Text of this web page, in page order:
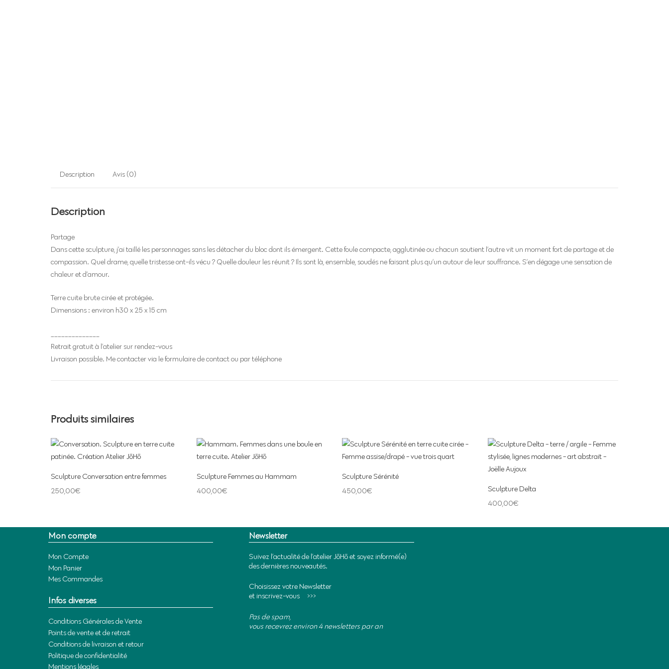
Description Avis (0)
Description
Partage
Dans cette sculpture, j’ai taillé les personnages sans les détacher du bloc dont ils émergent. Cette foule compacte, agglutinée ou chacun soutient l’autre vit un moment fort de partage et de
compassion. Quel drame, quelle tristesse ont-ils vécu ? Quelle douleur les réunit ? Ils sont là, ensemble, soudés ne faisant plus qu’un autour de leur souffrance. S’en dégage une sensation de
chaleur et d’amour.
Terre cuite brute cirée et protégée.
Dimensions : environ h30 x 25 x 15 cm
Retrait gratuit à l’atelier sur rendez-vous
Livraison possible. Me contacter via le formulaire de contact ou par téléphone
Produits similaires
Sculpture Conversation entre femmes
250,00€
Sculpture Femmes au Hammam
400,00€
Sculpture Sérénité
450,00€
Sculpture Delta
400,00€
Mon compte
Mon Compte
Mon Panier
Mes Commandes
Infos diverses
Conditions Générales de Vente
Points de vente et de retrait
Conditions de livraison et retour
Politique de confidentialité
Mentions légales
Newsletter
Suivez l’actualité de l’atelier JōHō et soyez informé(e)
des dernières nouveautés.
Choisissez votre Newsletter
et inscrivez-vous >>>
Pas de spam,
vous recevrez environ 4 newsletters par an